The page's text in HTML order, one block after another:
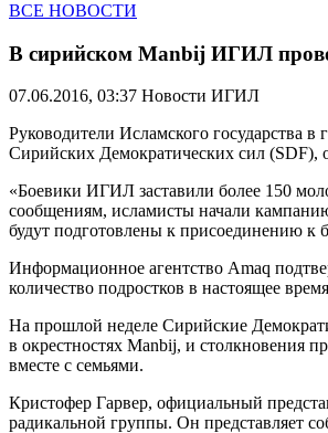
ВСЕ НОВОСТИ
В сирийском Manbij ИГИЛ
07.06.2016, 03:37 Новости ИГИЛ
Руководители Исламского государства
Сирийских Демократических сил
«Боевики ИГИЛ заставили более 150
сообщениям, исламисты начали
будут подготовлены к присоединению к
Информационное агентство Amaq
количество подростков в настоящее
На прошлой неделе Сирийские
в окрестностях Manbij, и столкновения
вместе с семьями.
Кристофер Гарвер, официальный
радикальной группы. Он представляет